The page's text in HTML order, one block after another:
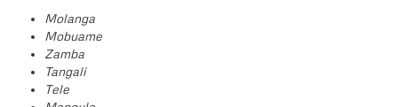
Molanga
Mobuame
Zamba
Tangali
Tele